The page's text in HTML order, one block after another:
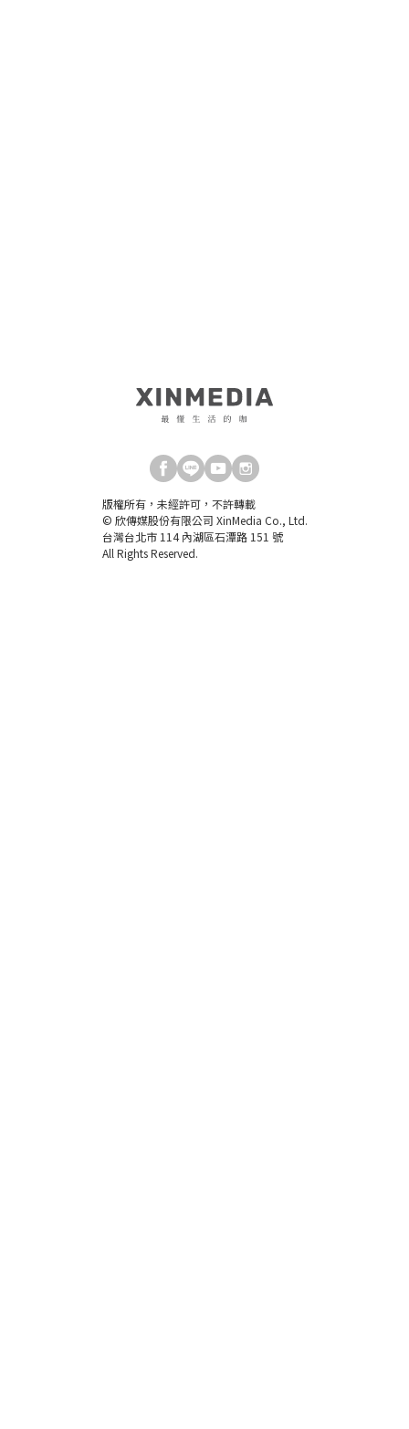
版權所有，未經許可，不許轉載
© 欣傳媒股份有限公司 XinMedia Co., Ltd.
台灣台北市 114 內湖區石潭路 151 號
All Rights Reserved.